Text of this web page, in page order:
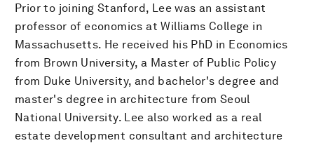
Prior to joining Stanford, Lee was an assistant
professor of economics at Williams College in
Massachusetts. He received his PhD in Economics
from Brown University, a Master of Public Policy
from Duke University, and bachelor's degree and
master's degree in architecture from Seoul
National University. Lee also worked as a real
estate development consultant and architecture